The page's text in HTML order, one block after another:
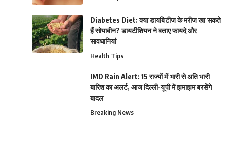
Diabetes Diet: क्या डायबिटीज के मरीज खा सकते
हैं सोयाबीन? डायटीशियन ने बताए फायदे और
सावधानियां
Health Tips
IMD Rain Alert: 15 राज्यों में भारी से अति भारी
बारिश का अलर्ट, आज दिल्ली-यूपी में झमाझम बरसेंगे
बादल
Breaking News